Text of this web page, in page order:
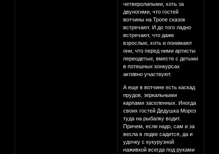
четверолапыми, хоть за
двуногими, что гостей
вотчины на Тропе сказок
встречают. И до того ладно
встречают, что даже
взрослые, хоть и понимают
они, что перед ними артисты
переодетые, вместе с детьми
в потешных конкурсах
активно участвуют.
А еще в вотчине есть каскад
прудов, зеркальными
карпами заселенных. Иногда
своих гостей Дедушка Мороз
туда на рыбалку водит.
Причем, если надо, сам и за
весла в лодке садится, да и
удочку с кукурузной
наживкой всегда под руками